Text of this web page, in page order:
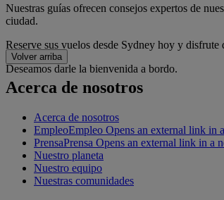
Nuestras guías ofrecen consejos expertos de
ciudad.
Reserve sus vuelos desde Sydney hoy y
Deseamos darle la bienvenida a bordo.
Volver arriba
Acerca de nosotros
Acerca de nosotros
EmpleoEmpleo Opens an external link in
PrensaPrensa Opens an external link in a
Nuestro planeta
Nuestro equipo
Nuestras comunidades